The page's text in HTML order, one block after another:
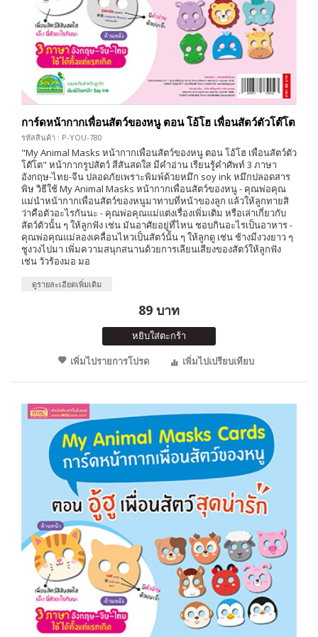
การ์ดหน้ากากเพื่อนสัตว์ของหนู ตอน โอ้โฮ เพื่อนสัตว์ตัวโต๊โต
รหัสสินค้า : P-YOU-780
"My Animal Masks หน้ากากเพื่อนสัตว์ของหนู ตอน โอ้โฮ เพื่อนสัตว์ตัว
โต๊โต" หน้ากากรูปสัตว์ สีสันสดใส มีคำอ่าน เรียนรู้คำศัพท์ 3 ภาษา
อังกฤษ-ไทย-จีน ปลอดภัยเพราะพิมพ์ด้วยหมึก soy ink หมึกปลอดสาร
พิษ วิธีใช้ My Animal Masks หน้ากากเพื่อนสัตว์ของหนู - คุณพ่อคุณ
แม่นำหน้ากากเพื่อนสัตว์ของหนูมาทาบที่หน้าของลูก แล้วให้ลูกทายสิ
ว่าคือตัวอะไรกันนะ - คุณพ่อคุณแม่แต่งเรื่องเพิ่มเติม หรือเล่าเกี่ยวกับ
สัตว์ตัวนั้น ๆ ให้ลูกฟัง เช่น มันอาศัยอยู่ที่ไหน ชอบกินอะไรเป็นอาหาร -
คุณพ่อคุณแม่ลองเคลื่อนไหวเป็นสัตว์นั้น ๆ ให้ลูกดู เช่น ช้างมีงวงยาว ๆ
ชูงวงไปมา เพิ่มความสนุกสนานด้วยการเลียนเสียงของสัตว์ให้ลูกฟัง
เช่น วัวร้องมอ มอ
ดูรายละเอียดเพิ่มเติม
89 บาท
หยิบใส่ตะกร้า
เพิ่มไปรายการโปรด
เพิ่มไปเปรียบเทียบ